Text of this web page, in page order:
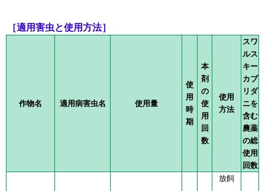
［適用害虫と使用方法］
作物名 適用病害虫名 使用量
使
用
時
期
本
剤
の
使
用
回
数
使用
方法
スワ
ルス
キー
カブ
リダ
ニを
含む
農薬
の総
使用
回数
放飼